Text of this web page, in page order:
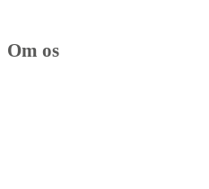
Om os